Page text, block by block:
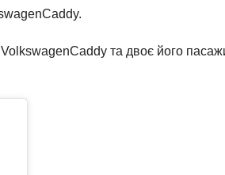
та двоє його